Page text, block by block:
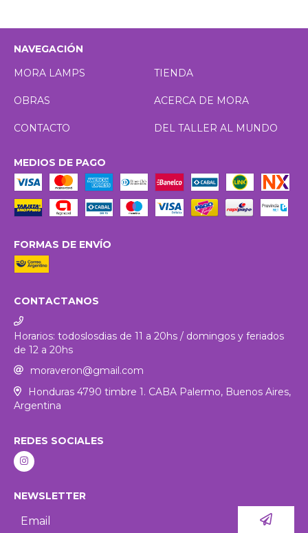
NAVEGACIÓN
MORA LAMPS
TIENDA
OBRAS ACERCA DE MORA
CONTACTO DEL TALLER AL MUNDO
MEDIOS DE PAGO
FORMAS DE ENVÍO
CONTACTANOS
Horarios: todoslosdias de 11 a 20hs / domingos y feriados
de 12 a 20hs
moraveron@gmail.com
Honduras 4790 timbre 1. CABA Palermo, Buenos Aires,
Argentina
REDES SOCIALES
NEWSLETTER